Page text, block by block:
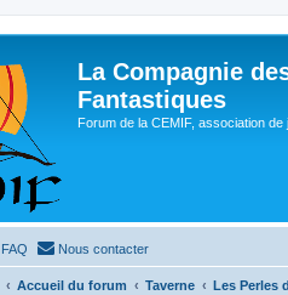
La Compagnie
Fantastiques
Forum de la CEMIF, association de
FAQ Nous contacter
Accueil du forum Taverne Les Perles